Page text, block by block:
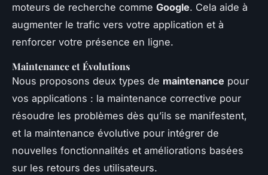
moteurs de recherche comme Google. Cela aide à
augmenter le trafic vers votre application et à
renforcer votre présence en ligne.
Maintenance et Évolutions
Nous proposons deux types de maintenance pour
vos applications : la maintenance corrective pour
résoudre les problèmes dès qu’ils se manifestent,
et la maintenance évolutive pour intégrer de
nouvelles fonctionnalités et améliorations basées
sur les retours des utilisateurs.